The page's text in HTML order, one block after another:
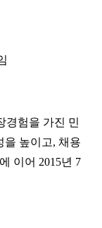
경험을 가진 민
을 높이고, 채용
이어 2015년 7